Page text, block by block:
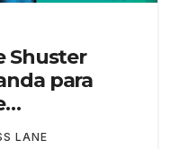
Shuster
para
LANE